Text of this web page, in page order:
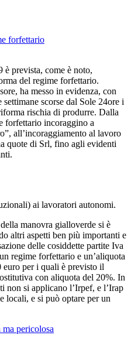
forfettario
prevista, come è noto,
del regime forfettario.
ha messo in evidenza, con
scorse dal Sole 24ore i
rischia di produrre. Dalla
forfettario incoraggino a
all’incoraggiamento al lavoro
quote di Srl, fino agli evidenti
ai lavoratori autonomi.
manovra gialloverde si è
altri aspetti ben più importanti e
delle cosiddette partite Iva
regime forfettario e un’aliquota
per i quali è previsto il
con aliquota del 20%. In
non si applicano l’Irpef, e l’Irap
locali, e si può optare per un
pericolosa